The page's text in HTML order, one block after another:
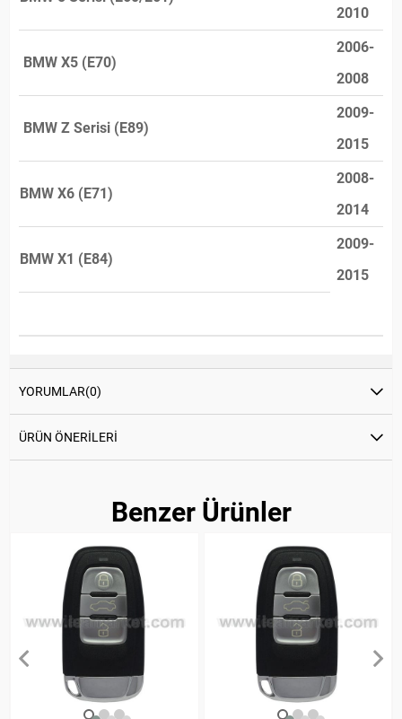
2010
BMW X5 (E70)
2006-
2008
BMW Z Serisi (E89)
2009-
2015
BMW X6 (E71)
2008-
2014
BMW X1 (E84)
2009-
2015
YORUMLAR(0)
ÜRÜN ÖNERILERI
Benzer Ürünler